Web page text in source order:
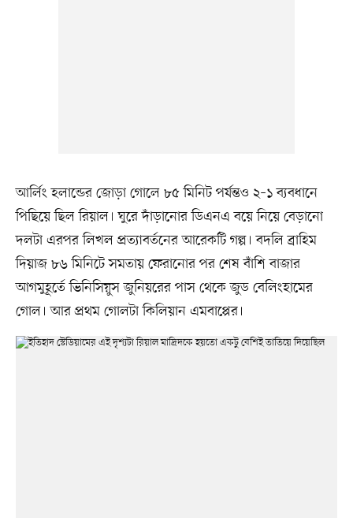
আর্লিং হলান্ডের জোড়া গোলে ৮৫ মিনিট পর্যন্তও ২–১ ব্যবধানে
পিছিয়ে ছিল রিয়াল। ঘুরে দাঁড়ানোর ডিএনএ বয়ে নিয়ে বেড়ানো
দলটা এরপর লিখল প্রত্যাবর্তনের আরেকটি গল্প। বদলি ব্রাহিম
দিয়াজ ৮৬ মিনিটে সমতায় ফেরানোর পর শেষ বাঁশি বাজার
আগমুহূর্তে ভিনিসিয়ুস জুনিয়রের পাস থেকে জুড বেলিংহামের
গোল। আর প্রথম গোলটা কিলিয়ান এমবাপ্পের।